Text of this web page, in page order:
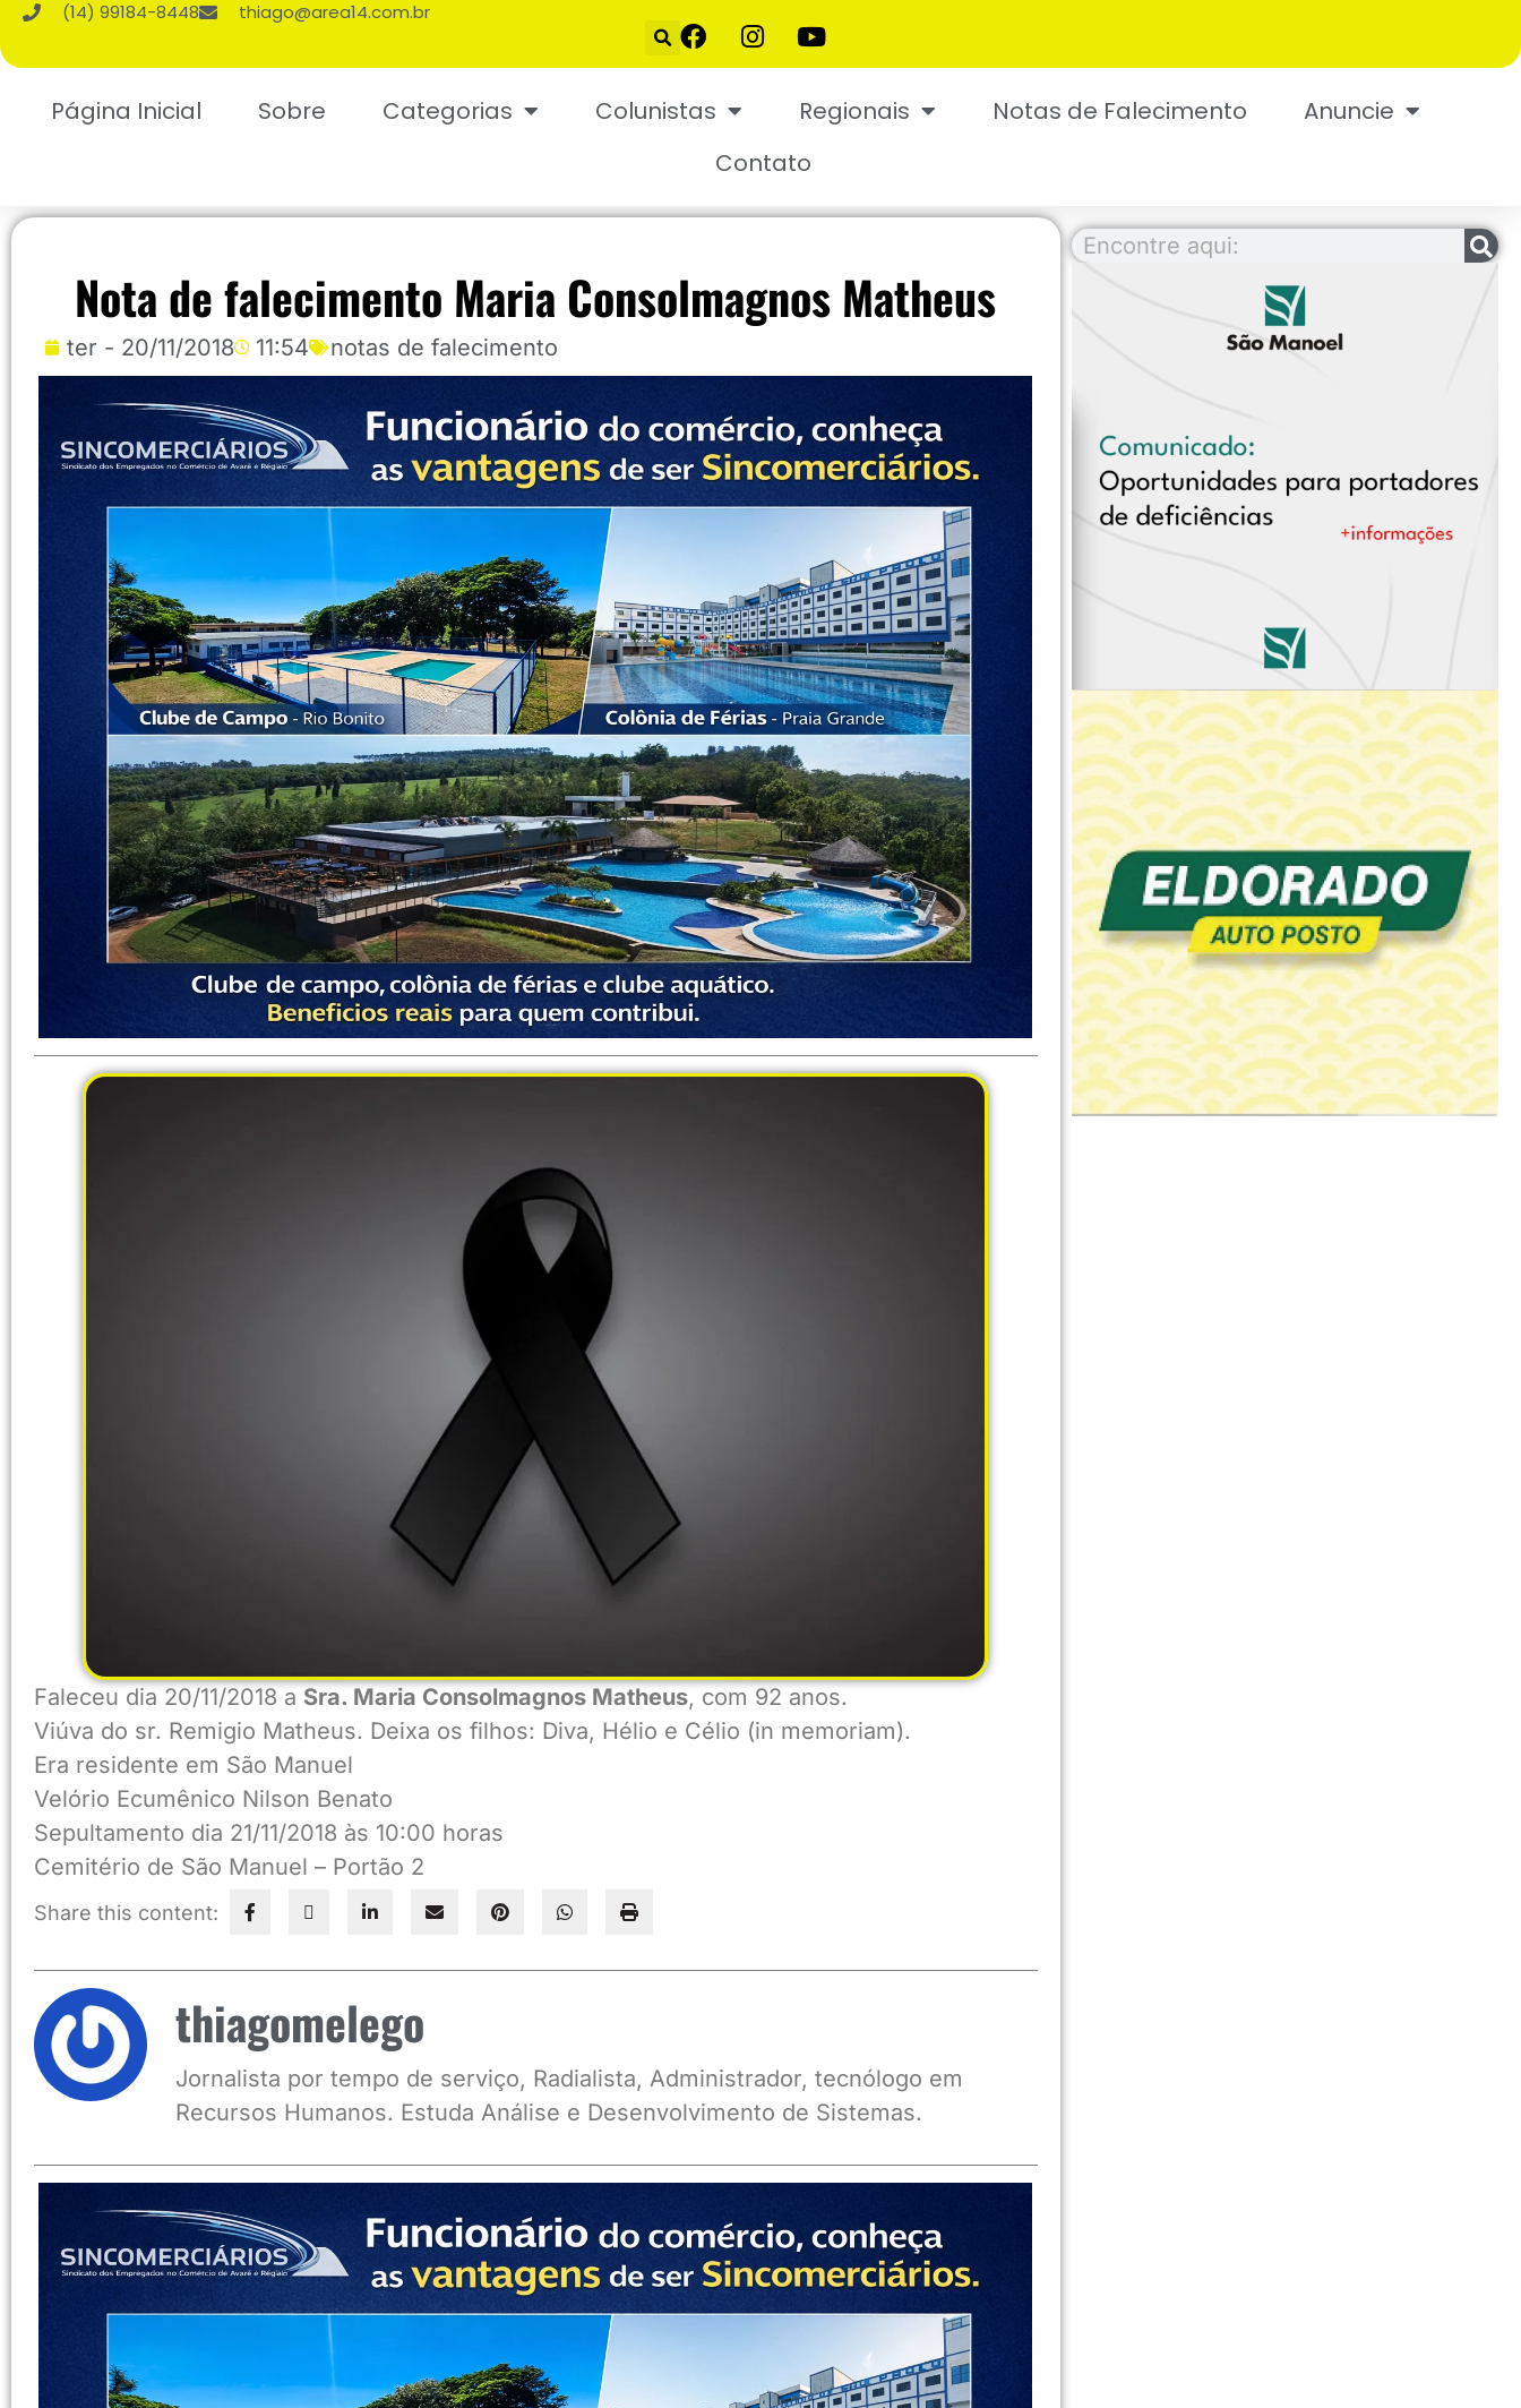
(14) 99184-8448 thiago@area14.com.br
Página Inicial Sobre Categorias Colunistas Regionais Notas de Falecimento
Anuncie
Contato
Nota de falecimento Maria Consolmagnos Matheus
ter - 20/11/2018 11:54 notas de falecimento
Faleceu dia 20/11/2018 a Sra. Maria Consolmagnos Matheus, com 92 anos.
Viúva do sr. Remigio Matheus. Deixa os filhos: Diva, Hélio e Célio (in memoriam).
Era residente em São Manuel
Velório Ecumênico Nilson Benato
Sepultamento dia 21/11/2018 às 10:00 horas
Cemitério de São Manuel – Portão 2
Share this content:
thiagomelego
Jornalista por tempo de serviço, Radialista, Administrador, tecnólogo em
Recursos Humanos. Estuda Análise e Desenvolvimento de Sistemas.